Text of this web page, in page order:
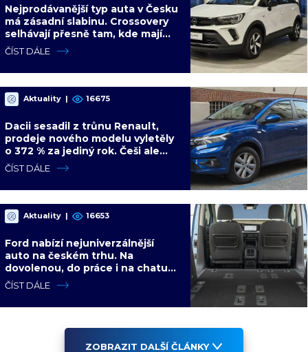
Nejprodávanější typ auta v Česku
má zásadní slabinu. Crossovery
selhávají přesně tam, kde mají
být nejsilnější
ČÍST DÁLE
Aktuality | 16675
Dacii sesadil z trůnu Renault,
prodeje nového modelu vyletěly
o 372 % za jediný rok. Češi ale
jedou svojí pohádku
ČÍST DÁLE
Aktuality | 16653
Ford nabízí nejuniverzálnější
auto na českém trhu. Na
dovolenou, do práce i na chatu
za cenu kompaktního SUV
ČÍST DÁLE
ZOBRAZIT DALŠÍ ČLÁNKY